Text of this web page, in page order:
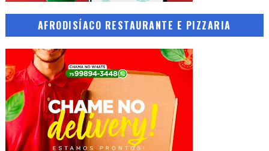
AFRODISÍACO RESTAURANTE E PIZZARIA